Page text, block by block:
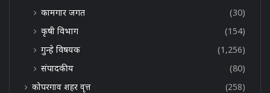
कामगार जगत
(30)
कृषी विभाग
(154)
गुन्हे विषयक
(1,256)
संपादकीय
(80)
कोपरगाव शहर वृत्त
(258)